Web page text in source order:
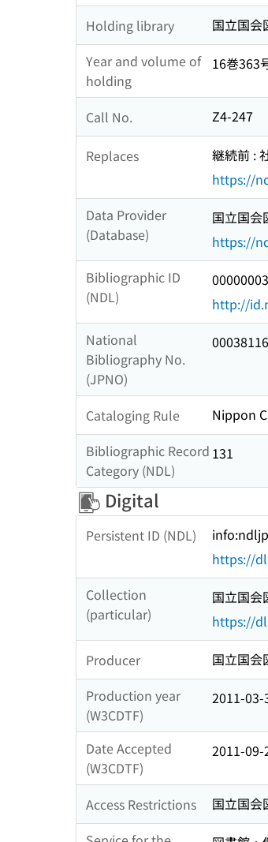
Holding library
国立国会
Year and volume of
holding
16巻363
Call No. Z4-247
Replaces
継続前 :
https://
Data Provider
(Database)
国立国会
https://
Bibliographic ID
(NDL)
http://
National
Bibliography No.
(JPNO)
00038116
Cataloging Rule
Nippon
Bibliographic Record
Category (NDL)
131
Digital
Persistent ID (NDL)
https://
Collection
(particular)
国立国会
https://
Producer
国立国会
Production year
(W3CDTF)
2011-03-
Date Accepted
(W3CDTF)
2011-09-
Access Restrictions
国立国会